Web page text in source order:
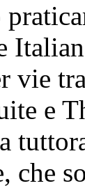
vie
e
che